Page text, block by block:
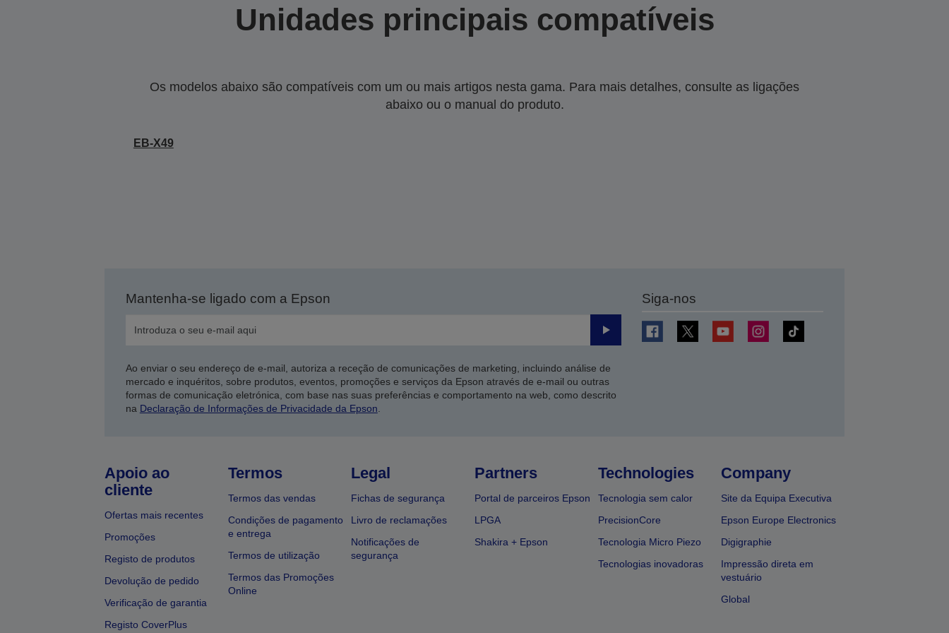
Unidades principais compatíveis
Os modelos abaixo são compatíveis com um ou mais artigos nesta gama. Para mais detalhes, consulte as ligações
abaixo ou o manual do produto.
EB-X49
Mantenha-se ligado com a Epson
Enviar
Ao enviar o seu endereço de e-mail, autoriza a receção de comunicações de marketing, incluindo análise de
mercado e inquéritos, sobre produtos, eventos, promoções e serviços da Epson através de e-mail ou outras
formas de comunicação eletrónica, com base nas suas preferências e comportamento na web, como descrito
na Declaração de Informações de Privacidade da Epson
Siga-nos
Apoio ao
cliente
Ofertas mais recentes
Promoções
Registo de produtos
Devolução de pedido
Verificação de garantia
Registo CoverPlus
Termos
Termos das vendas
Condições de pagamento
e entrega
Termos de utilização
Termos das Promoções
Online
Legal
Fichas de segurança
Livro de reclamações
Notificações de
segurança
Partners
Portal de parceiros Epson
LPGA
Shakira + Epson
Technologies
Tecnologia sem calor
PrecisionCore
Tecnologia Micro Piezo
Tecnologias inovadoras
Company
Site da Equipa Executiva
Epson Europe Electronics
Digigraphie
Impressão direta em
vestuário
Global